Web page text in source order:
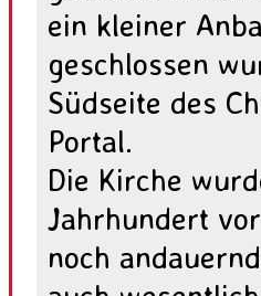
ein kleiner
geschlossen
Südseite des
Portal.
Die Kirche
Jahrhundert
noch